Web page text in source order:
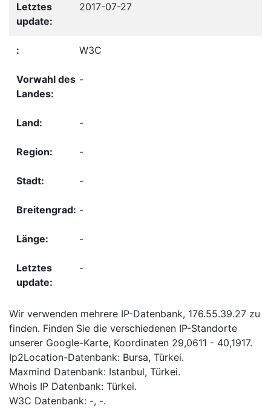
2017-07-27
W3C
-
-
-
-
-
-
-
Wir verwenden mehrere IP-Datenbank, 176.55.39.27 zu
finden. Finden Sie die verschiedenen IP-Standorte
unserer Google-Karte, Koordinaten 29,0611 - 40,1917.
Ip2Location-Datenbank: Bursa, Türkei.
Maxmind Datenbank: Istanbul, Türkei.
Whois IP Datenbank: Türkei.
W3C Datenbank: -, -.